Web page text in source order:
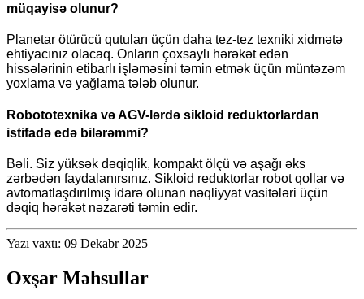
müqayisə olunur?
Planetar ötürücü qutuları üçün daha tez-tez texniki xidmətə
ehtiyacınız olacaq. Onların çoxsaylı hərəkət edən
hissələrinin etibarlı işləməsini təmin etmək üçün müntəzəm
yoxlama və yağlama tələb olunur.
Robototexnika və AGV-lərdə sikloid reduktorlardan
istifadə edə bilərəmmi?
Bəli. Siz yüksək dəqiqlik, kompakt ölçü və aşağı əks
zərbədən faydalanırsınız. Sikloid reduktorlar robot qollar və
avtomatlaşdırılmış idarə olunan nəqliyyat vasitələri üçün
dəqiq hərəkət nəzarəti təmin edir.
Yazı vaxtı: 09 Dekabr 2025
Oxşar Məhsullar